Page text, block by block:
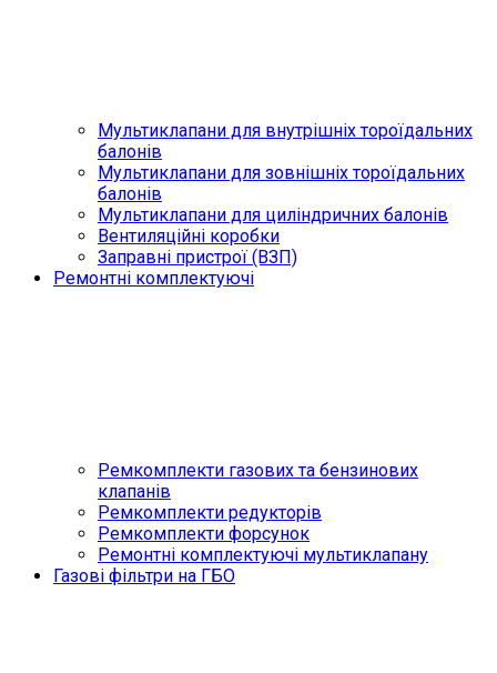
Мультиклапани для внутрішніх тороїдальних
балонів
Мультиклапани для зовнішніх тороїдальних
балонів
Мультиклапани для циліндричних балонів
Вентиляційні коробки
Заправні пристрої (ВЗП)
Ремонтні комплектуючі
Ремкомплекти газових та бензинових
клапанів
Ремкомплекти редукторів
Ремкомплекти форсунок
Ремонтні комплектуючі мультиклапану
Газові фільтри на ГБО